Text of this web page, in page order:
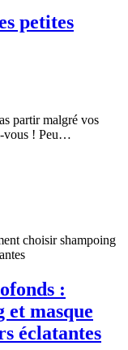
petites
partir malgré vos
vous ! Peu…
:
et masque
éclatantes